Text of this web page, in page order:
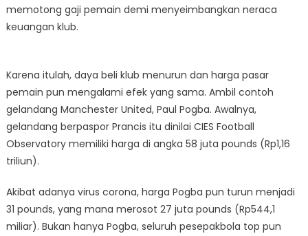
memotong gaji pemain demi menyeimbangkan neraca
keuangan klub.
Karena itulah, daya beli klub menurun dan harga pasar
pemain pun mengalami efek yang sama. Ambil contoh
gelandang Manchester United, Paul Pogba. Awalnya,
gelandang berpaspor Prancis itu dinilai CIES Football
Observatory memiliki harga di angka 58 juta pounds (Rp1,16
triliun).
Akibat adanya virus corona, harga Pogba pun turun menjadi
31 pounds, yang mana merosot 27 juta pounds (Rp544,1
miliar). Bukan hanya Pogba, seluruh pesepakbola top pun